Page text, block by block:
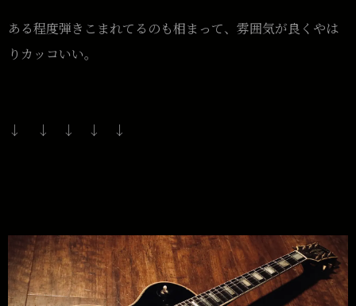
ある程度弾きこまれてるのも相まって、雰囲気が良くやは
りカッコいい。
↓ ↓ ↓ ↓ ↓